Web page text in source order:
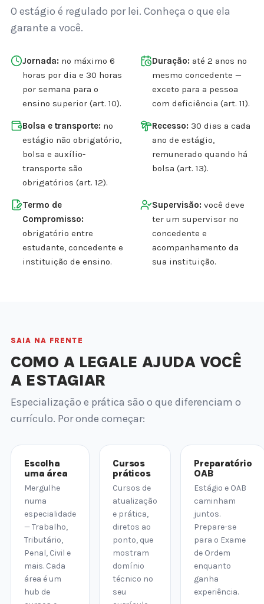
O estágio é regulado por lei. Conheça o que ela
garante a você.
Jornada: no máximo 6
horas por dia e 30 horas
por semana para o
ensino superior (art. 10).
Duração: até 2 anos no
mesmo concedente —
exceto para a pessoa
com deficiência (art. 11).
Bolsa e transporte: no
estágio não obrigatório,
bolsa e auxílio-
transporte são
obrigatórios (art. 12).
Recesso: 30 dias a cada
ano de estágio,
remunerado quando há
bolsa (art. 13).
Termo de
Compromisso:
obrigatório entre
estudante, concedente e
instituição de ensino.
Supervisão: você deve
ter um supervisor no
concedente e
acompanhamento da
sua instituição.
SAIA NA FRENTE
COMO A LEGALE AJUDA VOCÊ
A ESTAGIAR
Especialização e prática são o que diferenciam o
currículo. Por onde começar:
Escolha
uma área
Mergulhe
numa
especialidade
— Trabalho,
Tributário,
Penal, Civil e
mais. Cada
área é um
hub de
Cursos
práticos
Cursos de
atualização
e prática,
diretos ao
ponto, que
mostram
domínio
técnico no
seu
Preparatório
OAB
Estágio e OAB
caminham
juntos.
Prepare-se
para o Exame
de Ordem
enquanto
ganha
experiência.